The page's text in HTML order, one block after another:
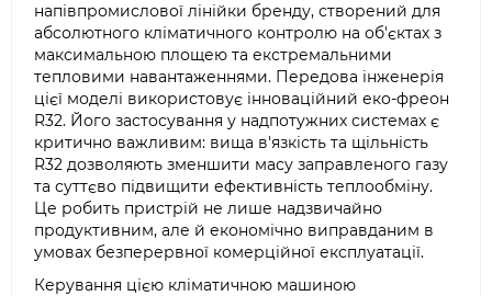
напівпромислової лінійки бренду, створений для
абсолютного кліматичного контролю на об'єктах з
максимальною площею та екстремальними
тепловими навантаженнями. Передова інженерія
цієї моделі використовує інноваційний еко-фреон
R32. Його застосування у надпотужних системах є
критично важливим: вища в'язкість та щільність
R32 дозволяють зменшити масу заправленого газу
та суттєво підвищити ефективність теплообміну.
Це робить пристрій не лише надзвичайно
продуктивним, але й економічно виправданим в
умовах безперервної комерційної експлуатації.
Керування цією кліматичною машиною